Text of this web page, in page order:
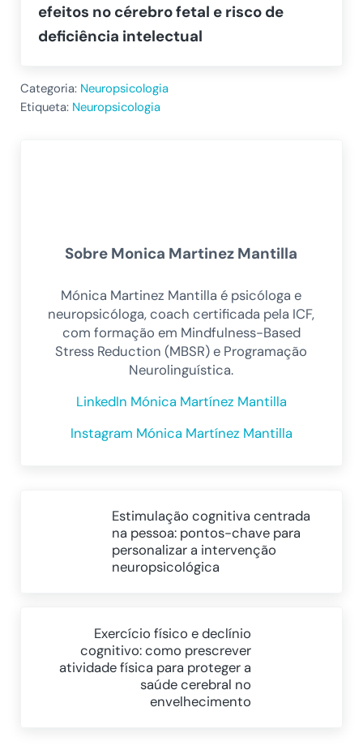
efeitos no cérebro fetal e risco de
deficiência intelectual
Categoria: Neuropsicologia
Etiqueta: Neuropsicologia
Sobre Monica Martinez Mantilla
Mónica Martinez Mantilla é psicóloga e
neuropsicóloga, coach certificada pela ICF,
com formação em Mindfulness-Based
Stress Reduction (MBSR) e Programação
Neurolinguística.
LinkedIn Mónica Martínez Mantilla
Instagram Mónica Martínez Mantilla
Estimulação cognitiva centrada
na pessoa: pontos-chave para
personalizar a intervenção
neuropsicológica
Exercício físico e declínio
cognitivo: como prescrever
atividade física para proteger a
saúde cerebral no
envelhecimento